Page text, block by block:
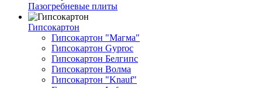
Пазогребневые плиты
Гипсокартон
Гипсокартон "Магма"
Гипсокартон Gyproc
Гипсокартон Белгипс
Гипсокартон Волма
Гипсокартон "Knauf"